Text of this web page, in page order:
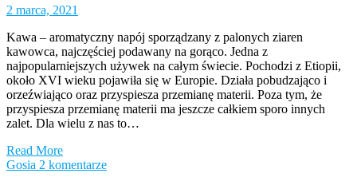
2 marca, 2021
Kawa – aromatyczny napój sporządzany z palonych ziaren
kawowca, najczęściej podawany na gorąco. Jedna z
najpopularniejszych używek na całym świecie. Pochodzi z Etiopii,
około XVI wieku pojawiła się w Europie. Działa pobudzająco i
orzeźwiająco oraz przyspiesza przemianę materii. Poza tym, że
przyspiesza przemianę materii ma jeszcze całkiem sporo innych
zalet. Dla wielu z nas to…
Read More
Gosia 2 komentarze